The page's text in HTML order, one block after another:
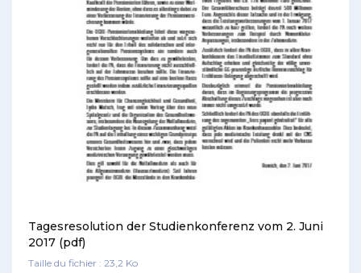
Tagesresolution der Studienkonferenz vom 2. Juni
2017 (pdf)
Taille du fichier : 23,2 Ko